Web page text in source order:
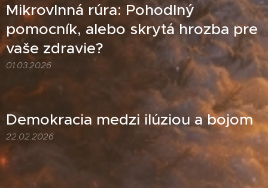
Mikrovlnná rúra: Pohodlný
pomocník, alebo skrytá hrozba pre
vaše zdravie?
01.03.2026
Demokracia medzi ilúziou a bojom
22.02.2026